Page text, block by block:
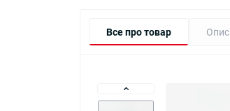
Все про товар Опис